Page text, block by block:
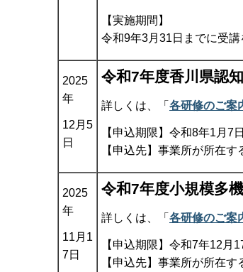
【実施期間】
令和9年3月31日までに受講
2025
年
12月5
日
令和7年度香川県認
詳しくは、「 各研修のご案
【申込期限】令和8年1月7
【申込先】事業所が所在
2025
年
11月1
7日
令和7年度小規模多
詳しくは、「 各研修のご案
【申込期限】令和7年12月
【申込先】事業所が所在